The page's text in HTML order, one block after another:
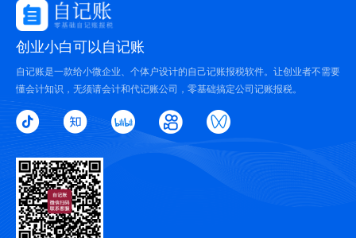
创业小白可以自记账
自记账是一款给小微企业、个体户设计的自己记账报税软件。让创业者不需要
懂会计知识，无须请会计和代记账公司，零基础搞定公司记账报税。